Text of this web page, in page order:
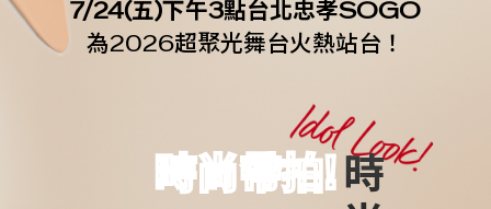
7/24(五)下午3點台北忠孝SOGO
為2026超聚光舞台火熱站台！
時尚帶拍!